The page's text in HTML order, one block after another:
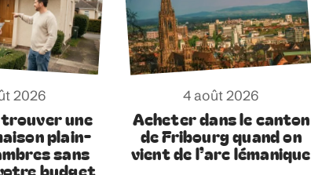
2026
une
plain-
sans
budget
4 août 2026
Acheter dans le canton
de Fribourg quand on
vient de l’arc lémanique